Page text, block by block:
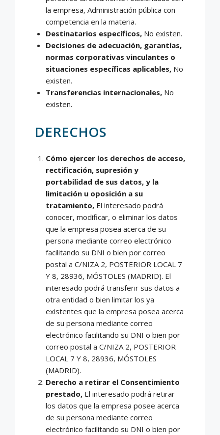
la empresa, Administración pública con
competencia en la materia.
Destinatarios específicos,No existen.
Decisiones de adecuación, garantías,
normas corporativas vinculantes o
situaciones específicas aplicables,No
existen.
Transferencias internacionales,No
existen.
DERECHOS
Cómo ejercer los derechos de acceso,
rectificación, supresión y
portabilidad de sus datos, y la
limitación u oposición a su
tratamiento,El interesado podrá
conocer, modificar, o eliminar los datos
que la empresa posea acerca de su
persona mediante correo electrónico
facilitando su DNI o bien por correo
postal a C/NIZA 2, POSTERIOR LOCAL 7
Y 8, 28936, MÓSTOLES (MADRID). El
interesado podrá transferir sus datos a
otra entidad o bien limitar los ya
existentes que la empresa posea acerca
de su persona mediante correo
electrónico facilitando su DNI o bien por
correo postal a C/NIZA 2, POSTERIOR
LOCAL 7 Y 8, 28936, MÓSTOLES
(MADRID).
Derecho a retirar el Consentimiento
prestado,El interesado podrá retirar
los datos que la empresa posee acerca
de su persona mediante correo
electrónico facilitando su DNI o bien por